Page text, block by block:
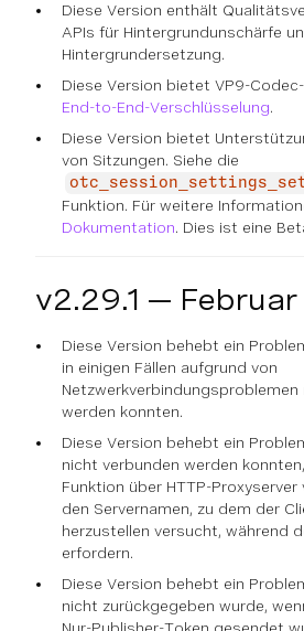
Diese Version enthält
APIs für Hintergrundunschärfe
Hintergrundersetzung.
Diese Version bietet VP9-
End-to-End-Verschlüsselung.
Diese Version bietet
von Sitzungen. Siehe die
Funktion. Für weitere
Dokumentation. Dies ist eine
v2.29.1 —
Diese Version behebt ein
in einigen Fällen aufgrund von
Netzwerkverbindungsproblemen
werden konnten.
Diese Version behebt ein
nicht verbunden werden
Funktion über HTTP-
den Servernamen, zu dem der
herzustellen versucht, während
erfordern.
Diese Version behebt ein
nicht zurückgegeben wurde,